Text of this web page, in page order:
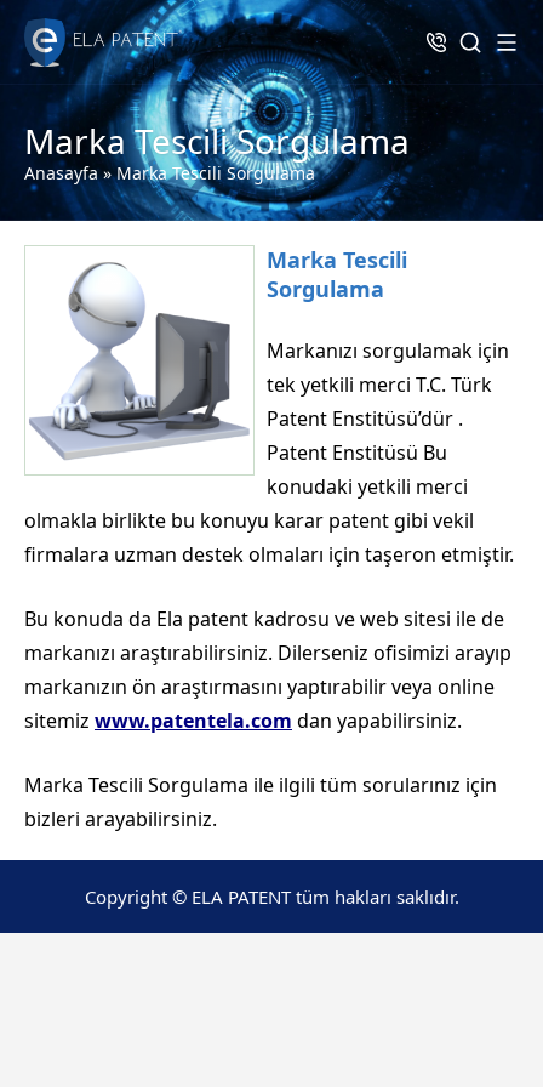
Marka Tescili Sorgulama
Anasayfa»Marka Tescili Sorgulama
Marka Tescili
Sorgulama
Markanızı sorgulamak için
tek yetkili merci T.C. Türk
Patent Enstitüsü’dür .
Patent Enstitüsü Bu
konudaki yetkili merci
olmakla birlikte bu konuyu karar patent gibi vekil
firmalara uzman destek olmaları için taşeron etmiştir.
Bu konuda da Ela patent kadrosu ve web sitesi ile de
markanızı araştırabilirsiniz. Dilerseniz ofisimizi arayıp
markanızın ön araştırmasını yaptırabilir veya online
sitemiz www.patentela.com dan yapabilirsiniz.
Marka Tescili Sorgulama ile ilgili tüm sorularınız için
bizleri arayabilirsiniz.
Copyright © ELA PATENT tüm hakları saklıdır.